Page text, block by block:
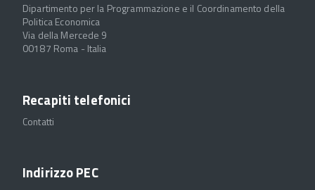
Dipartimento per la Programmazione e il Coordinamento della
Politica Economica
Via della Mercede 9
00187 Roma - Italia
Recapiti telefonici
Contatti
Indirizzo PEC